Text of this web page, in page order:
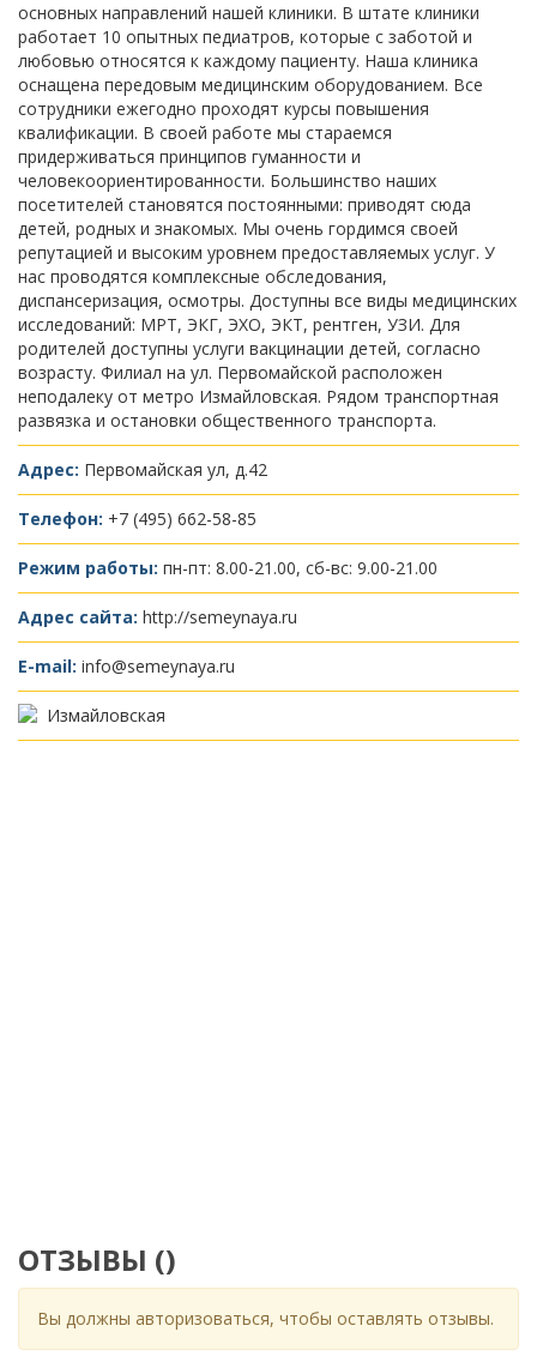
основных направлений нашей клиники. В штате клиники
работает 10 опытных педиатров, которые с заботой и
любовью относятся к каждому пациенту. Наша клиника
оснащена передовым медицинским оборудованием. Все
сотрудники ежегодно проходят курсы повышения
квалификации. В своей работе мы стараемся
придерживаться принципов гуманности и
человекоориентированности. Большинство наших
посетителей становятся постоянными: приводят сюда
детей, родных и знакомых. Мы очень гордимся своей
репутацией и высоким уровнем предоставляемых услуг. У
нас проводятся комплексные обследования,
диспансеризация, осмотры. Доступны все виды медицинских
исследований: МРТ, ЭКГ, ЭХО, ЭКТ, рентген, УЗИ. Для
родителей доступны услуги вакцинации детей, согласно
возрасту. Филиал на ул. Первомайской расположен
неподалеку от метро Измайловская. Рядом транспортная
развязка и остановки общественного транспорта.
Адрес: Первомайская ул, д.42
Телефон: +7 (495) 662-58-85
Режим работы: пн-пт: 8.00-21.00, сб-вс: 9.00-21.00
Адрес сайта: http://semeynaya.ru
E-mail: info@semeynaya.ru
Измайловская
ОТЗЫВЫ ()
Вы должны авторизоваться, чтобы оставлять отзывы.